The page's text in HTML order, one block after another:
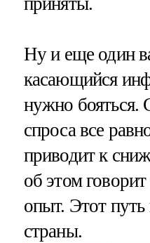
Ну и еще один
касающийся
нужно бояться.
спроса все
приводит к
об этом
опыт. Этот
страны.